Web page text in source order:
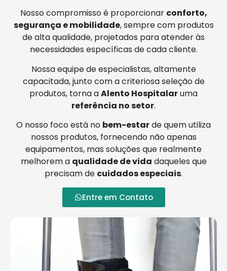
Nosso compromisso é proporcionar conforto,
segurança e mobilidade, sempre com produtos
de alta qualidade, projetados para atender às
necessidades específicas de cada cliente.
Nossa equipe de especialistas, altamente
capacitada, junto com a criteriosa seleção de
produtos, torna aAlento Hospitalaruma
referência no setor.
O nosso foco está no bem-estarde quem utiliza
nossos produtos, fornecendo não apenas
equipamentos, mas soluções que realmente
melhorem a qualidade de vida daqueles que
precisam de cuidados especiais.
Entre em Contato